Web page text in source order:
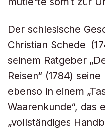
Der schlesische
Christian Schedel
seinem Ratgeber
Reisen“ (1784)
ebenso in einem
Waarenkunde“, das
„vollständiges